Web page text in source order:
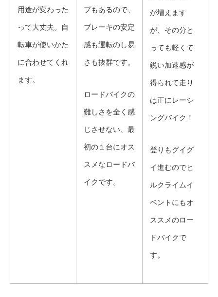
用途が変わった
って大丈夫。自
転車が使いかた
に合わせてくれ
ます。
プもあるので、
ブレーキの安定
感も運転のし易
さも抜群です。
ロードバイクの
難しさを全く感
じさせない、最
初の１台にオス
スメなロードバ
イクです。​
が増えます
が、その分と
っても軽くて
鋭い加速感が
得られて走り
は正にレーシ
ングバイク！
​登りもグイグ
イ進むのでヒ
ルクライムイ
ベントにもオ
ススメのロー
ドバイクで
す。